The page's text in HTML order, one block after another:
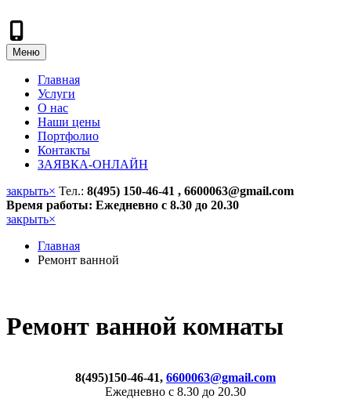
Меню
Главная
Услуги
О нас
Наши цены
Портфолио
Контакты
ЗАЯВКА-ОНЛАЙН
закрыть× Тел.: 8(495) 150-46-41 , 6600063@gmail.com
Время работы: Ежедневно с 8.30 до 20.30
закрыть×
Главная
Ремонт ванной
Ремонт ванной комнаты
8(495)150-46-41, 6600063@gmail.com
Ежедневно с 8.30 до 20.30